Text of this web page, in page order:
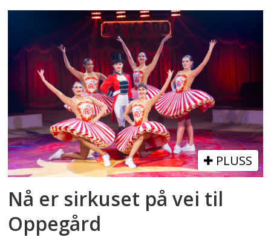
PLUSS
Nå er sirkuset på vei til
Oppegård